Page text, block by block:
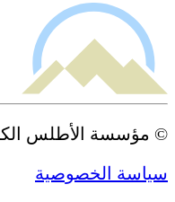
© مؤسسة الأطلس
سياسة الخصوصية